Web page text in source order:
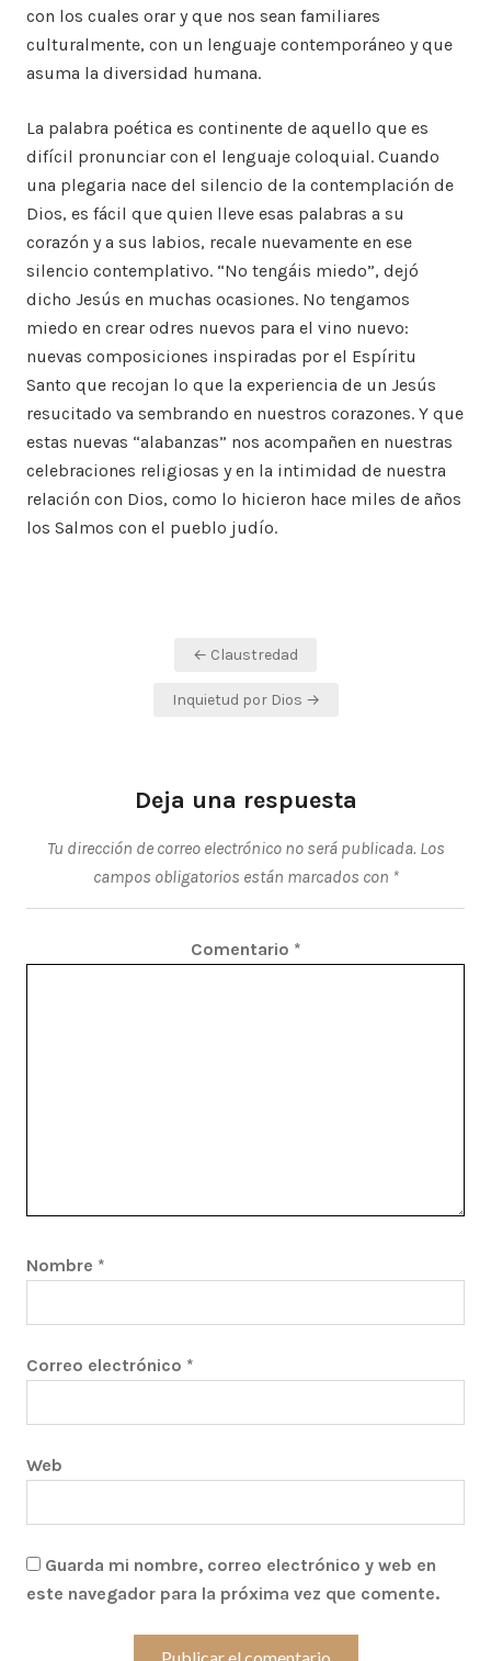
con los cuales orar y que nos sean familiares
culturalmente, con un lenguaje contemporáneo y que
asuma la diversidad humana.
La palabra poética es continente de aquello que es
difícil pronunciar con el lenguaje coloquial. Cuando
una plegaria nace del silencio de la contemplación de
Dios, es fácil que quien lleve esas palabras a su
corazón y a sus labios, recale nuevamente en ese
silencio contemplativo. “No tengáis miedo”, dejó
dicho Jesús en muchas ocasiones. No tengamos
miedo en crear odres nuevos para el vino nuevo:
nuevas composiciones inspiradas por el Espíritu
Santo que recojan lo que la experiencia de un Jesús
resucitado va sembrando en nuestros corazones. Y que
estas nuevas “alabanzas” nos acompañen en nuestras
celebraciones religiosas y en la intimidad de nuestra
relación con Dios, como lo hicieron hace miles de años
los Salmos con el pueblo judío.
← Claustredad
Inquietud por Dios →
Deja una respuesta
Tu dirección de correo electrónico no será publicada. Los
campos obligatorios están marcados con *
Comentario *
Nombre *
Correo electrónico *
Web
Guarda mi nombre, correo electrónico y web en
este navegador para la próxima vez que comente.